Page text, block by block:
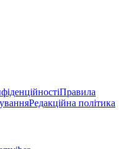
Правила
Редакційна політика